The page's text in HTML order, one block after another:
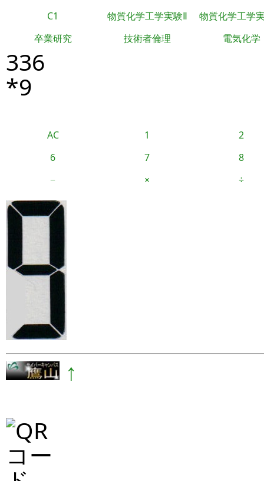
C1 物質化学工学実験Ⅱ
物質化学工学
卒業研究
技術者倫理 電気化学
336
*9
AC 1
2
6
7
8
−
× ÷
↑